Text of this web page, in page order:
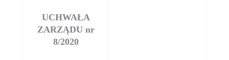
UCHWAŁA
ZARZĄDU nr
8/2020